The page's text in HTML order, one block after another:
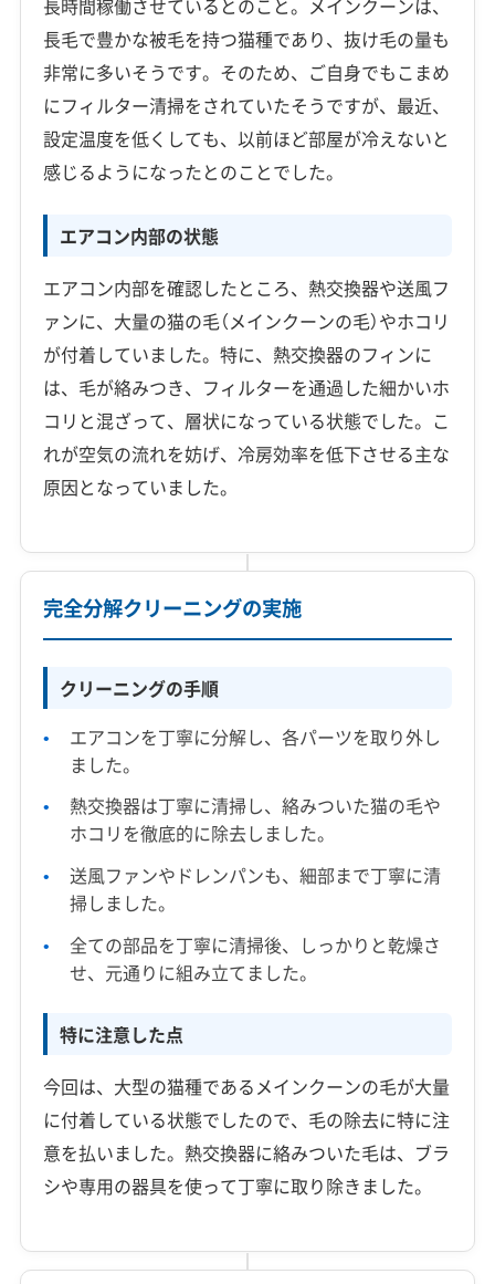
長時間稼働させているとのこと。メインクーンは、
長毛で豊かな被毛を持つ猫種であり、抜け毛の量も
非常に多いそうです。そのため、ご自身でもこまめ
にフィルター清掃をされていたそうですが、最近、
設定温度を低くしても、以前ほど部屋が冷えないと
感じるようになったとのことでした。
エアコン内部の状態
エアコン内部を確認したところ、熱交換器や送風フ
ァンに、大量の猫の毛（メインクーンの毛）やホコリ
が付着していました。特に、熱交換器のフィンに
は、毛が絡みつき、フィルターを通過した細かいホ
コリと混ざって、層状になっている状態でした。こ
れが空気の流れを妨げ、冷房効率を低下させる主な
原因となっていました。
完全分解クリーニングの実施
クリーニングの手順
エアコンを丁寧に分解し、各パーツを取り外し
ました。
熱交換器は丁寧に清掃し、絡みついた猫の毛や
ホコリを徹底的に除去しました。
送風ファンやドレンパンも、細部まで丁寧に清
掃しました。
全ての部品を丁寧に清掃後、しっかりと乾燥さ
せ、元通りに組み立てました。
特に注意した点
今回は、大型の猫種であるメインクーンの毛が大量
に付着している状態でしたので、毛の除去に特に注
意を払いました。熱交換器に絡みついた毛は、ブラ
シや専用の器具を使って丁寧に取り除きました。